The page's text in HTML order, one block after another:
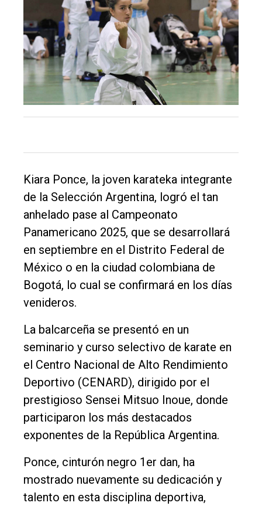
Tendencia
Int.
General
Política
Cultura
Rural
Deportes
Fúnebres
Edición
Empresa
Nosotros
Contacto
Kiara Ponce, la joven karateka integrante
de la Selección Argentina, logró el tan
anhelado pase al Campeonato
Panamericano 2025, que se desarrollará
en septiembre en el Distrito Federal de
México o en la ciudad colombiana de
Bogotá, lo cual se confirmará en los días
venideros.
La balcarceña se presentó en un
seminario y curso selectivo de karate en
el Centro Nacional de Alto Rendimiento
Deportivo (CENARD), dirigido por el
prestigioso Sensei Mitsuo Inoue, donde
participaron los más destacados
exponentes de la República Argentina.
Ponce, cinturón negro 1er dan, ha
mostrado nuevamente su dedicación y
talento en esta disciplina deportiva,